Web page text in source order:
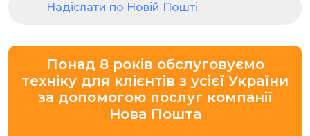
Надіслати по Новій Пошті
Понад 8 років обслуговуємо
техніку для клієнтів з усієї України
за допомогою послуг компанії
Нова Пошта